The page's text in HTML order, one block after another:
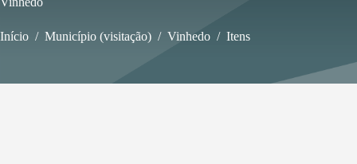
Início / Município (visitação) / Vinhedo / Itens